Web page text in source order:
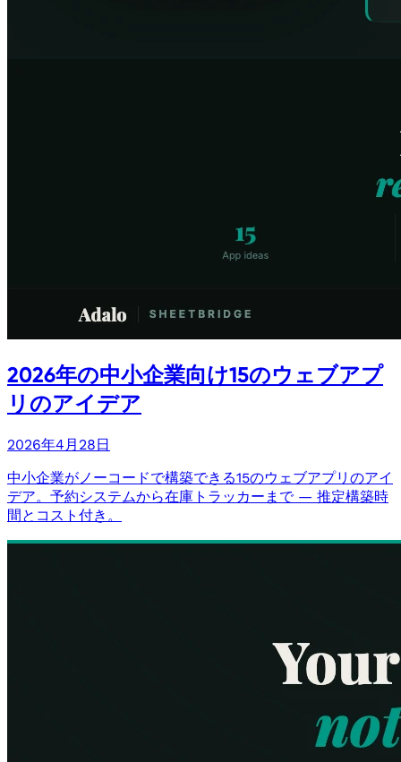
2026年の中小企業向け15のウェブアプ
リのアイデア
2026年4月28日
中小企業がノーコードで構築できる15のウェブアプリのアイ
デア。予約システムから在庫トラッカーまで — 推定構築時
間とコスト付き。